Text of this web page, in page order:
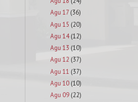
Agu 17 (36)
Agu 15 (20)
Agu 14 (12)
Agu 13 (10)
Agu 12 (37)
Agu 11 (37)
Agu 10 (10)
Agu 09 (22)